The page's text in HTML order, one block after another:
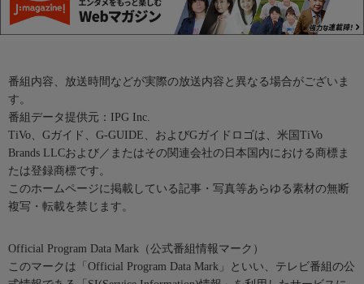
番組内容、放送時間などが実際の放送内容と異なる場合がございま
す。
番組データ提供元：IPG Inc.
TiVo、Gガイド、G-GUIDE、およびGガイドロゴは、米国TiVo
Brands LLCおよび／またはその関連会社の日本国内における商標ま
たは登録商標です。
このホームページに掲載している記事・写真等あらゆる素材の無断
複写・転載を禁じます。
Official Program Data Mark（公式番組情報マーク）
このマークは「Official Program Data Mark」といい、テレビ番組の公